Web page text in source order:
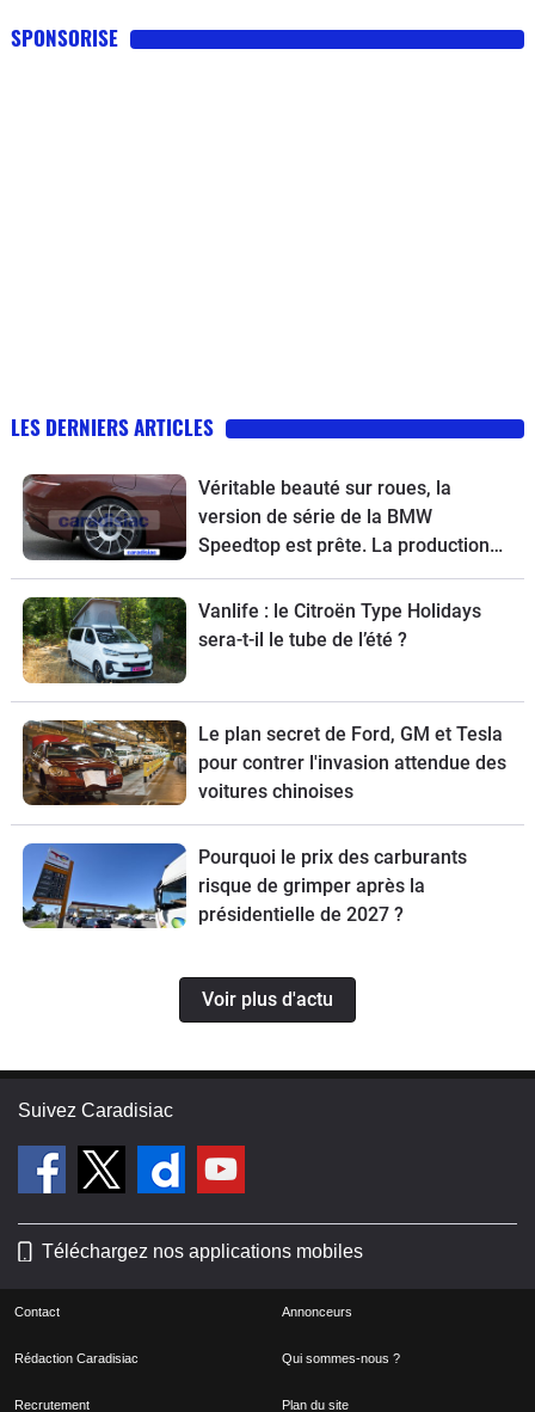
SPONSORISE
LES DERNIERS ARTICLES
Véritable beauté sur roues, la
version de série de la BMW
Speedtop est prête. La production
de ce break de chasse sera limitée à
70 exemplaires.
Vanlife : le Citroën Type Holidays
sera-t-il le tube de l’été ?
Le plan secret de Ford, GM et Tesla
pour contrer l'invasion attendue des
voitures chinoises
Pourquoi le prix des carburants
risque de grimper après la
présidentielle de 2027 ?
Voir plus d'actu
Suivez Caradisiac
Téléchargez nos applications mobiles
Contact Annonceurs
Rédaction Caradisiac Qui sommes-nous ?
Recrutement Plan du site